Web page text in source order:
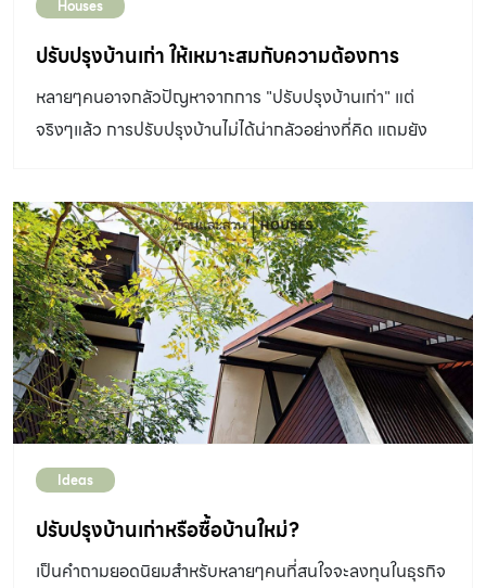
Houses
ปรับปรุงบ้านเก่า ให้เหมาะสมกับความต้องการ
หลายๆคนอาจกลัวปัญหาจากการ "ปรับปรุงบ้านเก่า" แต่
จริงๆแล้ว การปรับปรุงบ้านไม่ได้น่ากลัวอย่างที่คิด แถมยัง
Ideas
ปรับปรุงบ้านเก่าหรือซื้อบ้านใหม่?
เป็นคำถามยอดนิยมสำหรับหลายๆคนที่สนใจจะลงทุนในธุรกิจ